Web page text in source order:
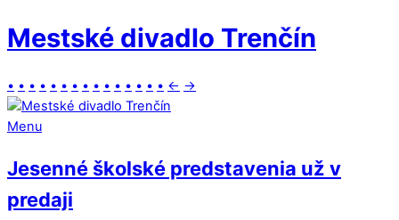
Mestské divadlo Trenčín
• • • • • • • • • • • • • • • ← →
Menu
Jesenné školské predstavenia už v
predaji